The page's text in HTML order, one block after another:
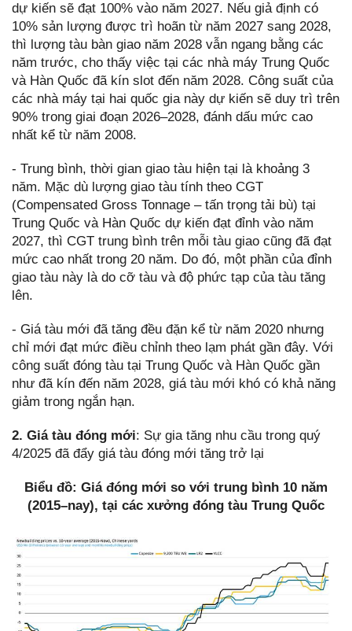
dự kiến sẽ đạt 100% vào năm 2027. Nếu giả định có
10% sản lượng được trì hoãn từ năm 2027 sang 2028,
thì lượng tàu bàn giao năm 2028 vẫn ngang bằng các
năm trước, cho thấy việc tại các nhà máy Trung Quốc
và Hàn Quốc đã kín slot đến năm 2028. Công suất của
các nhà máy tại hai quốc gia này dự kiến sẽ duy trì trên
90% trong giai đoạn 2026–2028, đánh dấu mức cao
nhất kể từ năm 2008.
- Trung bình, thời gian giao tàu hiện tại là khoảng 3
năm. Mặc dù lượng giao tàu tính theo CGT
(Compensated Gross Tonnage – tấn trọng tải bù) tại
Trung Quốc và Hàn Quốc dự kiến đạt đỉnh vào năm
2027, thì CGT trung bình trên mỗi tàu giao cũng đã đạt
mức cao nhất trong 20 năm. Do đó, một phần của đỉnh
giao tàu này là do cỡ tàu và độ phức tạp của tàu tăng
lên.
- Giá tàu mới đã tăng đều đặn kể từ năm 2020 nhưng
chỉ mới đạt mức điều chỉnh theo lạm phát gần đây. Với
công suất đóng tàu tại Trung Quốc và Hàn Quốc gần
như đã kín đến năm 2028, giá tàu mới khó có khả năng
giảm trong ngắn hạn.
2. Giá tàu đóng mới: Sự gia tăng nhu cầu trong quý
4/2025 đã đẩy giá tàu đóng mới tăng trở lại
Biểu đồ: Giá đóng mới so với trung bình 10 năm
(2015–nay), tại các xưởng đóng tàu Trung Quốc